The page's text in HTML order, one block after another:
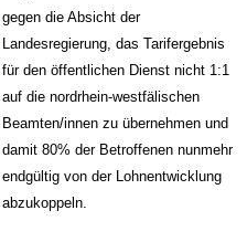
gegen die Absicht der
Landesregierung, das Tarifergebnis
für den öffentlichen Dienst nicht 1:1
auf die nordrhein-westfälischen
Beamten/innen zu übernehmen und
damit 80% der Betroffenen nunmehr
endgültig von der Lohnentwicklung
abzukoppeln.